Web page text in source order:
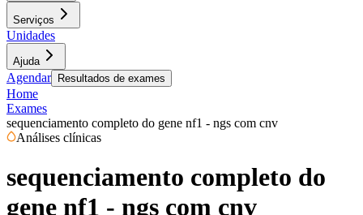
Serviços
Unidades
Ajuda
Agendar Resultados de exames
Home
Exames
sequenciamento completo do gene nf1 - ngs com cnv
Análises clínicas
sequenciamento completo do
gene nf1 - ngs com cnv